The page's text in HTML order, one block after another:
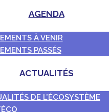
AGENDA
À VENIR
PASSÉS
ACTUALITÉS
DE L’ÉCOSYSTÈME